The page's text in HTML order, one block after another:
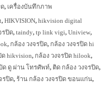
, เครื่องบันทึกภาพ
, HIKVISION, hikvision digital
รปิด, taindy, tp link vigi, Uniview,
, กล้อง วงจรปิด, กล้อง วงจรปิด hi
ด hikvision, กล้อง วงจรปิด hilook,
ด ดู ผ่าน โทรศัพท์, ติด กล้อง วงจรปิด,
รปิด, ร้าน กล้อง วงจรปิด ขอนแก่น,